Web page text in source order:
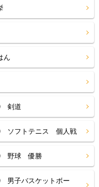
ん
剣道
ソフトテニス 個人戦
野球 優勝
子バスケットボー